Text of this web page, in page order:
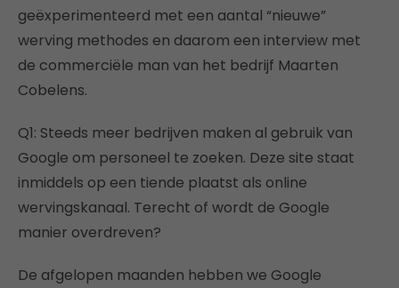
geëxperimenteerd met een aantal “nieuwe”
werving methodes en daarom een interview met
de commerciële man van het bedrijf Maarten
Cobelens.
Q1: Steeds meer bedrijven maken al gebruik van
Google om personeel te zoeken. Deze site staat
inmiddels op een tiende plaatst als online
wervingskanaal. Terecht of wordt de Google
manier overdreven?
De afgelopen maanden hebben we Google